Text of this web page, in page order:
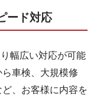
ード対応
幅広い対応が可能
車検、大規模修
、お客様に内容を